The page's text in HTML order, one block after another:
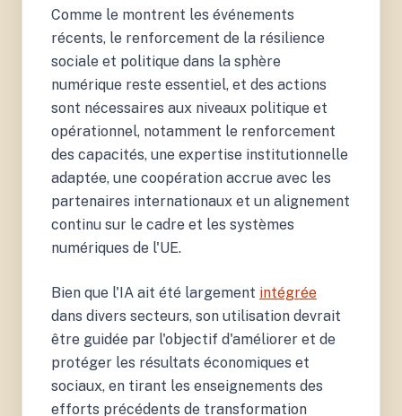
Comme le montrent les événements
récents, le renforcement de la résilience
sociale et politique dans la sphère
numérique reste essentiel, et des actions
sont nécessaires aux niveaux politique et
opérationnel, notamment le renforcement
des capacités, une expertise institutionnelle
adaptée, une coopération accrue avec les
partenaires internationaux et un alignement
continu sur le cadre et les systèmes
numériques de l'UE.
Bien que l'IA ait été largement intégrée
dans divers secteurs, son utilisation devrait
être guidée par l'objectif d'améliorer et de
protéger les résultats économiques et
sociaux, en tirant les enseignements des
efforts précédents de transformation